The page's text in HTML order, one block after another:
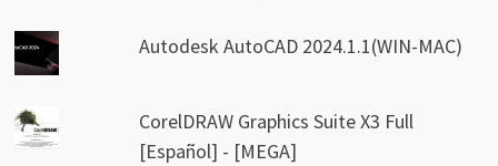
Autodesk AutoCAD 2024.1.1(WIN-MAC)
CorelDRAW Graphics Suite X3 Full
[Español] - [MEGA]